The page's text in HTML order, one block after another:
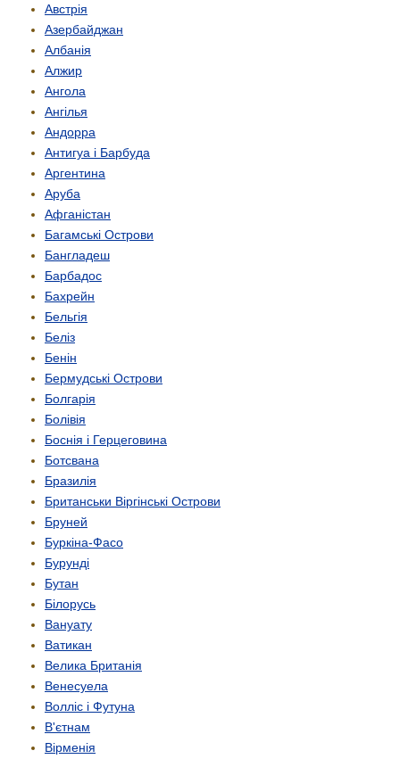
Австрія
Азербайджан
Албанія
Алжир
Ангола
Ангілья
Андорра
Антигуа і Барбуда
Аргентина
Аруба
Афганістан
Багамські Острови
Бангладеш
Барбадос
Бахрейн
Бельгія
Беліз
Бенін
Бермудські Острови
Болгарія
Болівія
Боснія і Герцеговина
Ботсвана
Бразилія
Британськи Віргінські Острови
Бруней
Буркіна-Фасо
Бурунді
Бутан
Білорусь
Вануату
Ватикан
Велика Британія
Венесуела
Волліс і Футуна
В'єтнам
Вірменія